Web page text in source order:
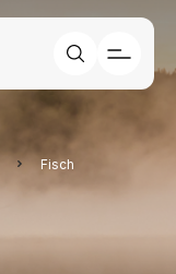
Fisch